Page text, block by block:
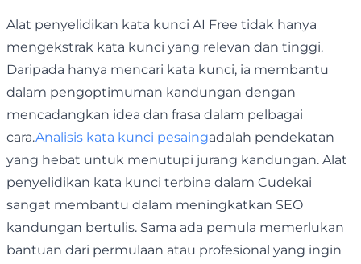
Alat penyelidikan kata kunci AI Free tidak hanya
mengekstrak kata kunci yang relevan dan tinggi.
Daripada hanya mencari kata kunci, ia membantu
dalam pengoptimuman kandungan dengan
mencadangkan idea dan frasa dalam pelbagai
cara.Analisis kata kunci pesaingadalah pendekatan
yang hebat untuk menutupi jurang kandungan. Alat
penyelidikan kata kunci terbina dalam Cudekai
sangat membantu dalam meningkatkan SEO
kandungan bertulis. Sama ada pemula memerlukan
bantuan dari permulaan atau profesional yang ingin